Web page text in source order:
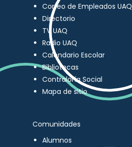
Correo de Empleados UAQ
Directorio
TV UAQ
Radio UAQ
Calendario Escolar
Bibliotecas
Contraloría Social
Mapa de sitio
Comunidades
Alumnos